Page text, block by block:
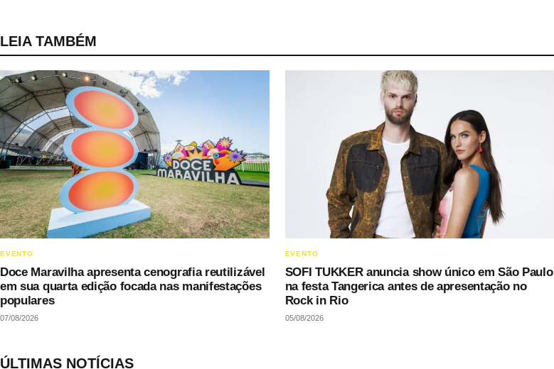
LEIA TAMBÉM
EVENTO
Doce Maravilha apresenta cenografia reutilizável
em sua quarta edição focada nas manifestações
populares
07/08/2026
EVENTO
SOFI TUKKER anuncia show único em São Paulo
na festa Tangerica antes de apresentação no
Rock in Rio
05/08/2026
ÚLTIMAS NOTÍCIAS